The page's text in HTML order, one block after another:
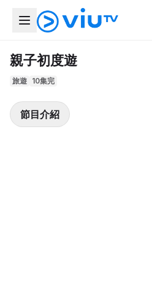
親子初度遊
旅遊 10集完
節目介紹